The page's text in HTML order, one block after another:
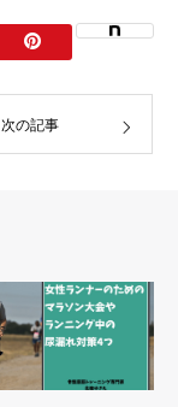
次の記事